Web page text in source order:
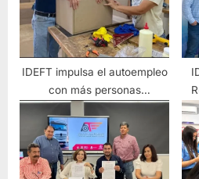
IDEFT impulsa el autoempleo
con más personas